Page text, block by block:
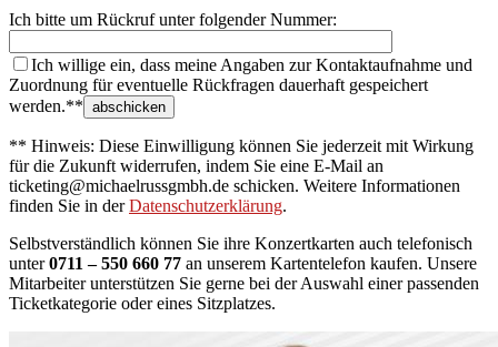
Ich bitte um Rückruf unter folgender Nummer:
Ich willige ein, dass meine Angaben zur Kontaktaufnahme und
Zuordnung für eventuelle Rückfragen dauerhaft gespeichert
werden.**
** Hinweis: Diese Einwilligung können Sie jederzeit mit Wirkung
für die Zukunft widerrufen, indem Sie eine E-Mail an
ticketing@michaelrussgmbh.de schicken. Weitere Informationen
finden Sie in derDatenschutzerklärung.
Selbstverständlich können Sie ihre Konzertkarten auch telefonisch
unter0711 – 550 660 77 an unserem Kartentelefon kaufen. Unsere
Mitarbeiter unterstützen Sie gerne bei der Auswahl einer passenden
Ticketkategorie oder eines Sitzplatzes.